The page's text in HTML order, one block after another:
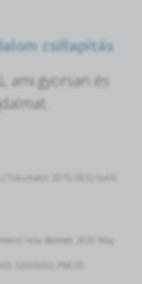
csillapítás
ami gyorsan és
Traumatol. 2015;18(3):164-9.
Acta Biomed. 2020 May